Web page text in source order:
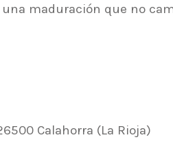
maduración que no
Calahorra (La Rioja)